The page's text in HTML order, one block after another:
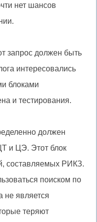
нет шансов
запрос должен быть
интересовались
блоками
и тестирования.
должен
и ЦЭ. Этот блок
составляемых РИКЗ.
поиском по
не является
теряют